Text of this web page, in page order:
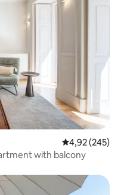
4,92 af 5 í
4,92 (245)
I @ Cozy apartment with balcony